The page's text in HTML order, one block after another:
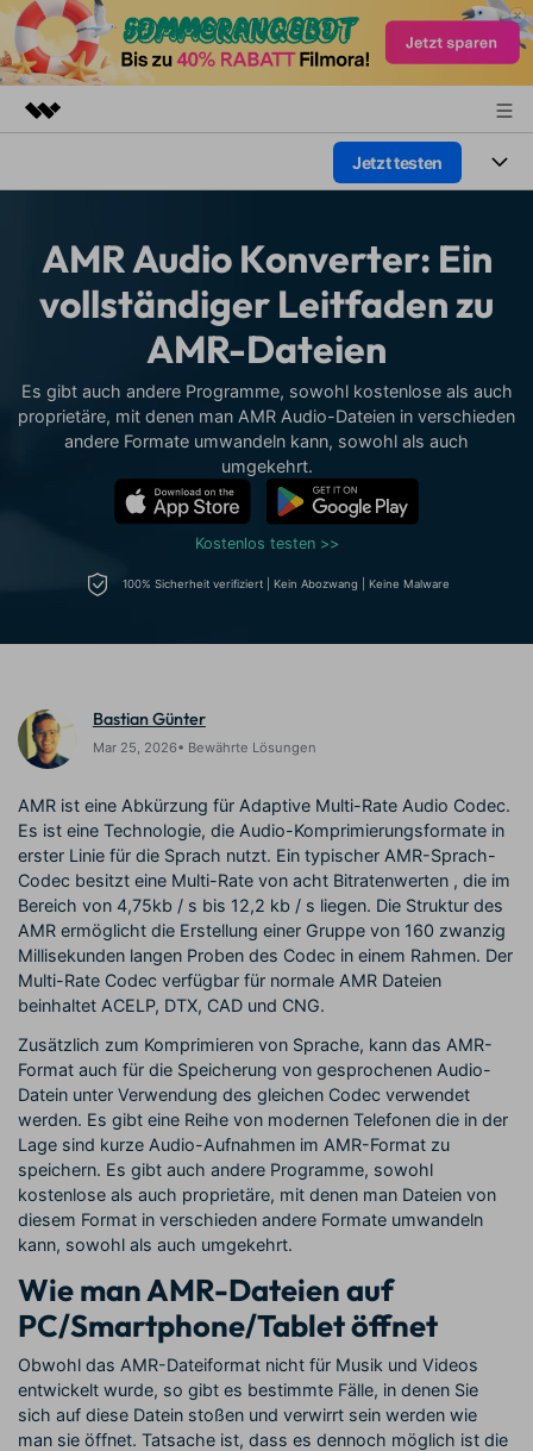
Dienstprogramme
Überblick
Lösungen
Shop
Jetzt testen
Plattformen
Funktionen
Audio
Text
Wer
Video-Lösungen
Ressourcen
Video-Prompts
Über 100 heiße Video-
Prompts – schnell ähnliche
Videos erstellen
Meisterkurs
Beherrschen Sie
fortgeschrittene
erweitern Sie Ihre
Videobearbeitungs-
Fähigkeiten mit Filmora
Creator
Monetarisierungs-
Programm
Monetarisieren Sie
Ihren Einfluss mit Filmora
Freunde-werben-
Programm
An Freunde empfehlen,
Belohnungen erhalten
Blog
Erste Schritte
Erfahren Sie, wie unsere
Kunden Erfolg haben
Schalten Sie Partnerschaften
auf Unternehmensebene frei
KAUFEN
AMR Audio Konverter: Ein
vollständiger Leitfaden zu
AMR-Dateien
Es gibt auch andere Programme, sowohl kostenlose als auch
proprietäre, mit denen man AMR Audio-Dateien in verschieden
andere Formate umwandeln kann, sowohl als auch
umgekehrt.
Kostenlos testen >>
100% Sicherheit verifiziert | Kein Abozwang | Keine Malware
Bastian Günter
Mar 25, 2026• Bewährte Lösungen
AMR ist eine Abkürzung für Adaptive Multi-Rate Audio Codec.
Es ist eine Technologie, die Audio-Komprimierungsformate in
erster Linie für die Sprach nutzt. Ein typischer AMR-Sprach-
Codec besitzt eine Multi-Rate von acht Bitratenwerten , die im
Bereich von 4,75kb / s bis 12,2 kb / s liegen. Die Struktur des
AMR ermöglicht die Erstellung einer Gruppe von 160 zwanzig
Millisekunden langen Proben des Codec in einem Rahmen. Der
Multi-Rate Codec verfügbar für normale AMR Dateien
beinhaltet ACELP, DTX, CAD und CNG.
Zusätzlich zum Komprimieren von Sprache, kann das AMR-
Format auch für die Speicherung von gesprochenen Audio-
Datein unter Verwendung des gleichen Codec verwendet
werden. Es gibt eine Reihe von modernen Telefonen die in der
Lage sind kurze Audio-Aufnahmen im AMR-Format zu
speichern. Es gibt auch andere Programme, sowohl
kostenlose als auch proprietäre, mit denen man Dateien von
diesem Format in verschieden andere Formate umwandeln
kann, sowohl als auch umgekehrt.
Wie man AMR-Dateien auf
PC/Smartphone/Tablet öffnet
Obwohl das AMR-Dateiformat nicht für Musik und Videos
entwickelt wurde, so gibt es bestimmte Fälle, in denen Sie
sich auf diese Datein stoßen und verwirrt sein werden wie
man sie öffnet. Tatsache ist, dass es dennoch möglich ist die